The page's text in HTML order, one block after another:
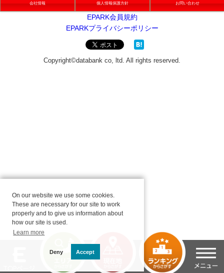
会社情報 個人情報保護方針 お問い合わせ
On our website we use some cookies.
These are necessary for our site to work
properly and to give us information about
how our site is used.
Learn more
Deny Accept